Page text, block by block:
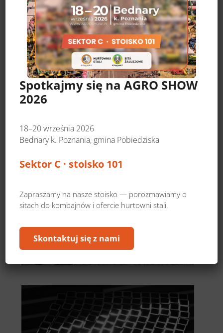
Spotkajmy się na AGRO SHOW
2026
18–20 września 2026
Bednary k. Poznania, gmina Pobiedziska
Sektor C · stoisko 101
Zapraszamy na nasze stoisko — porozmawiamy o
sitach do kombajnów i ofercie hurtowni stali.
Skontaktuj się z nami